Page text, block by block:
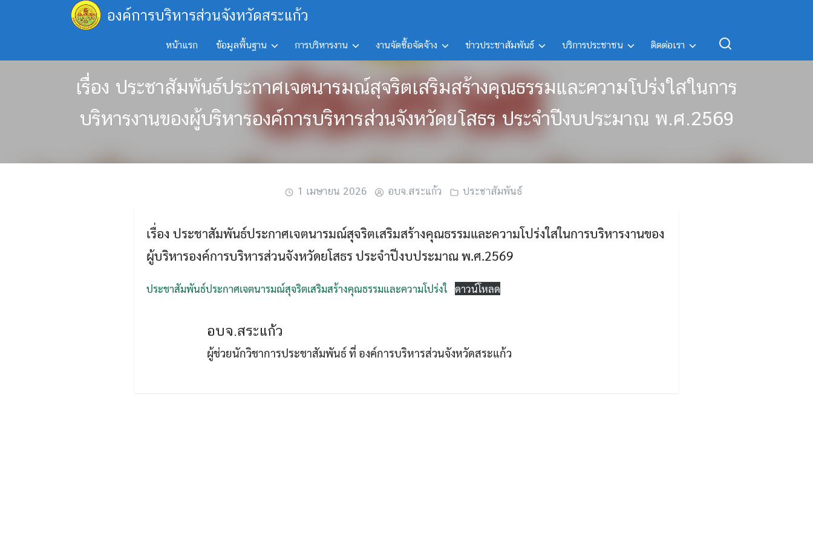
องค์การบริหารส่วนจังหวัดสระแก้ว
หน้าแรก ข้อมูลพื้นฐาน การบริหารงาน งานจัดซื้อจัดจ้าง ข่าวประชาสัมพันธ์ บริการประชาชน ติดต่อเรา
เรื่อง ประชาสัมพันธ์ประกาศเจตนารมณ์สุจริตเสริมสร้างคุณธรรมและความโปร่งใสในการ
บริหารงานของผู้บริหารองค์การบริหารส่วนจังหวัดยโสธร ประจำปีงบประมาณ พ.ศ.2569
1 เมษายน 2026 อบจ.สระแก้ว ประชาสัมพันธ์
เรื่อง ประชาสัมพันธ์ประกาศเจตนารมณ์สุจริตเสริมสร้างคุณธรรมและความโปร่งใสในการบริหารงานของ
ผู้บริหารองค์การบริหารส่วนจังหวัดยโสธร ประจำปีงบประมาณ พ.ศ.2569
ประชาสัมพันธ์ประกาศเจตนารมณ์สุจริตเสริมสร้างคุณธรรมและความโปร่งใ ดาวน์โหลด
อบจ.สระแก้ว
ผู้ช่วยนักวิชาการประชาสัมพันธ์ ที่ องค์การบริหารส่วนจังหวัดสระแก้ว